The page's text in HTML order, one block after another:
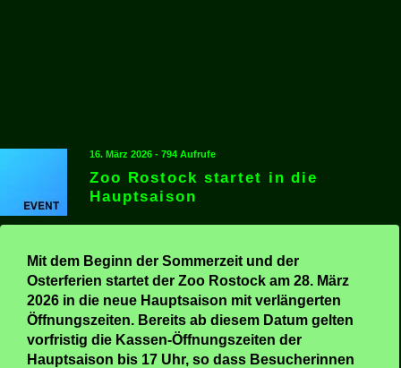
16. März 2026 - 794 Aufrufe
Zoo Rostock startet in die
Hauptsaison
Mit dem Beginn der Sommerzeit und der
Osterferien startet der Zoo Rostock am 28. März
2026 in die neue Hauptsaison mit verlängerten
Öffnungszeiten. Bereits ab diesem Datum gelten
vorfristig die Kassen-Öffnungszeiten der
Hauptsaison bis 17 Uhr, so dass Besucherinnen